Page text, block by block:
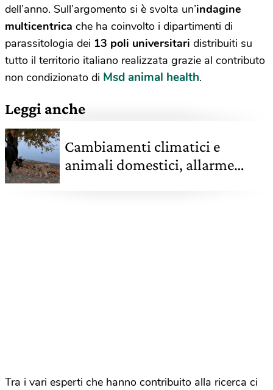
dell’anno. Sull’argomento si è svolta un’indagine
multicentrica che ha coinvolto i dipartimenti di
parassitologia dei 13 poli universitari distribuiti su
tutto il territorio italiano realizzata grazie al contributo
non condizionato di Msd animal health.
Leggi anche
Cambiamenti climatici e
animali domestici, allarme
Tra i vari esperti che hanno contribuito alla ricerca ci